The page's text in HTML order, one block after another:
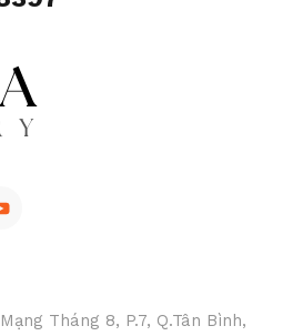
Tháng 8, P.7, Q.Tân Bình,